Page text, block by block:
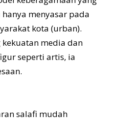
menyasar pada
kota (urban).
media dan
seperti artis, ia
salafi mudah